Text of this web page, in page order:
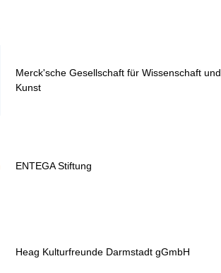
Merck'sche Gesellschaft für Wissenschaft und
Kunst
ENTEGA Stiftung
Heag Kulturfreunde Darmstadt gGmbH